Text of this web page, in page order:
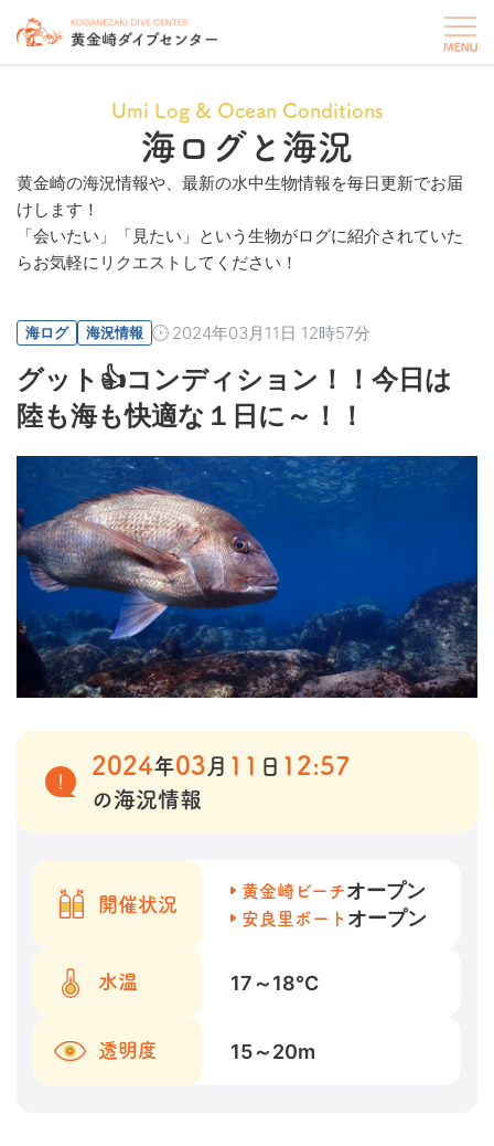
Umi Log & Ocean Conditions
海ログと海況
黄金崎の海況情報や、最新の水中生物情報を毎日更新でお届
けします！
「会いたい」「見たい」という生物がログに紹介されていた
らお気軽にリクエストしてください！
海ログ 海況情報 2024年03月11日 12時57分
グット👍コンディション！！今日は
陸も海も快適な１日に～！！
2024年03 月 11 日 12:57
の海況情報
開催状況
黄金崎ビーチオープン
安良里ボート オープン
水温 17～18℃
透明度 15～20m